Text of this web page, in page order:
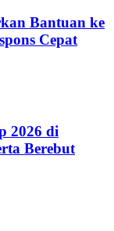
Bantuan ke
Cepat
2026 di
Berebut